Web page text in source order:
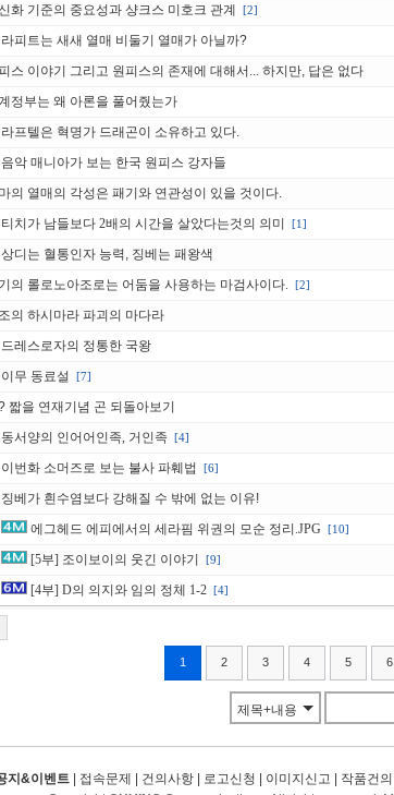
화 기준의 중요성과 샹크스 미호크 관계 [2]
라피트는 새새 열매 비둘기 열매가 아닐까?
스 이야기 그리고 원피스의 존재에 대해서... 하지만, 답은 없다
정부는 왜 아론을 풀어줬는가
라프텔은 혁명가 드래곤이 소유하고 있다.
음악 매니아가 보는 한국 원피스 강자들
의 열매의 각성은 패기와 연관성이 있을 것이다.
티치가 남들보다 2배의 시간을 살았다는것의 의미 [1]
상디는 혈통인자 능력, 징베는 패왕색
의 롤로노아조로는 어둠을 사용하는 마검사이다. [2]
의 하시마라 파괴의 마다라
드레스로자의 정통한 국왕
이무 동료설 [7]
짧을 연재기념 곤 되돌아보기
동서양의 인어어인족, 거인족 [4]
이번화 소머즈로 보는 불사 파훼법 [6]
징베가 흰수염보다 강해질 수 밖에 없는 이유!
에그헤드 에피에서의 세라핌 위권의 모순 정리.JPG [10]
[5부] 조이보이의 웃긴 이야기 [9]
[4부] D의 의지와 임의 정체 1-2 [4]
1 2 3 4 5 6
제목+내용
지&이벤트 접속문제 건의사항 로고신청 이미지신고 작품건의